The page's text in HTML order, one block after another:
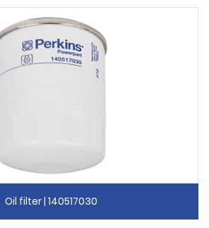
Oil filter | 140517030